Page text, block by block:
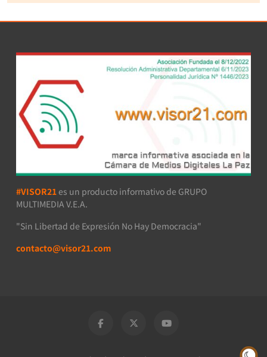
#VISOR21 es un producto informativo de GRUPO
MULTIMEDIA V.E.A.
"Sin Libertad de Expresión No Hay Democracia"
contacto@visor21.com